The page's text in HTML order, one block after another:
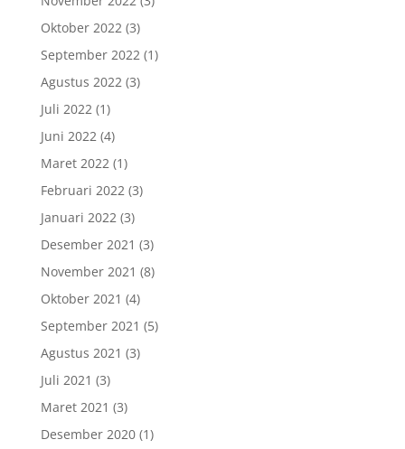
Oktober 2022 (3)
September 2022 (1)
Agustus 2022 (3)
Juli 2022 (1)
Juni 2022 (4)
Maret 2022 (1)
Februari 2022 (3)
Januari 2022 (3)
Desember 2021 (3)
November 2021 (8)
Oktober 2021 (4)
September 2021 (5)
Agustus 2021 (3)
Juli 2021 (3)
Maret 2021 (3)
Desember 2020(1)